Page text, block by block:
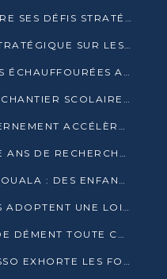
LE PORT AUTONOME PRÉPARE SES DÉFIS STRATÉGIQUES DE 2026
L’ARPCE LANCE LE DÉBAT STRATÉGIQUE SUR LES DONNÉES, L’IA ET LA FINANCE NUMÉRIQUE AU CONGO
POOL : TENSIONS APRÈS DES ÉCHAUFFOURÉES ARMÉES ENTRE DGSP ET EX-MILICIENS NINJA
ANGOLA-LIBRE : QUAND UN CHANTIER SCOLAIRE DEVIENT LE MIROIR D’UN CONGO EN MOUVEMENT
PROJET MOSALA : LE GOUVERNEMENT ACCÉLÈRE L’INSERTION DES JEUNES EN 2026
FORCA ECOSYSTEM, QUATRE ANS DE RECHERCHE DE TERRAIN AVANT UN LANCEMENT OFFICIEL EN 2026
TRAFIC HUMAIN DANS LA LIKOUALA : DES ENFANTS AUTOCHTONES RÉDUITS AU TRAVAIL FORCÉ
BUDGET 2026 : LES DÉPUTÉS ADOPTENT UNE LOI DES FINANCES DE PLUS DE 2500 MILLIARDS FCFA
ARNAQUE EN LIGNE : LA LCDE DÉMENT TOUTE CAMPAGNE DE RECRUTEMENT
VŒUX 2026 : SASSOU-NGUESSO EXHORTE LES FORCES VIVES À RENFORCER L’UNITÉ